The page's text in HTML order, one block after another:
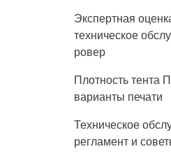
Экспертная
техническое
ровер
Плотность тента
варианты печати
Техническое
регламент и